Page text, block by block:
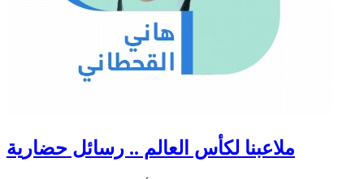
ملاعبنا لكأس العالم .. رسائل حضارية